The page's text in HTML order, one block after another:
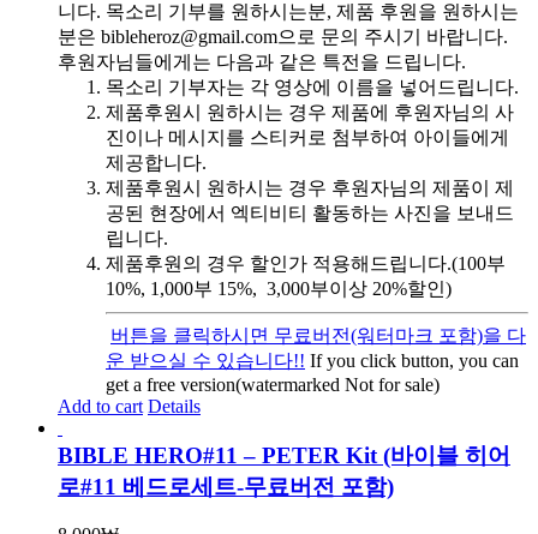
니다. 목소리 기부를 원하시는분, 제품 후원을 원하시는
분은 bibleheroz@gmail.com으로 문의 주시기 바랍니다.
후원자님들에게는 다음과 같은 특전을 드립니다.
목소리 기부자는 각 영상에 이름을 넣어드립니다.
제품후원시 원하시는 경우 제품에 후원자님의 사
진이나 메시지를 스티커로 첨부하여 아이들에게
제공합니다.
제품후원시 원하시는 경우 후원자님의 제품이 제
공된 현장에서 엑티비티 활동하는 사진을 보내드
립니다.
제품후원의 경우 할인가 적용해드립니다.(100부
10%, 1,000부 15%, 3,000부이상 20%할인)
버튼을 클릭하시면 무료버전(워터마크 포함)을 다
운 받으실 수 있습니다!! If you click button, you can
get a free version(watermarked Not for sale)
Add to cart Details
BIBLE HERO#11 – PETER Kit (바이블 히어
로#11 베드로세트-무료버전 포함)